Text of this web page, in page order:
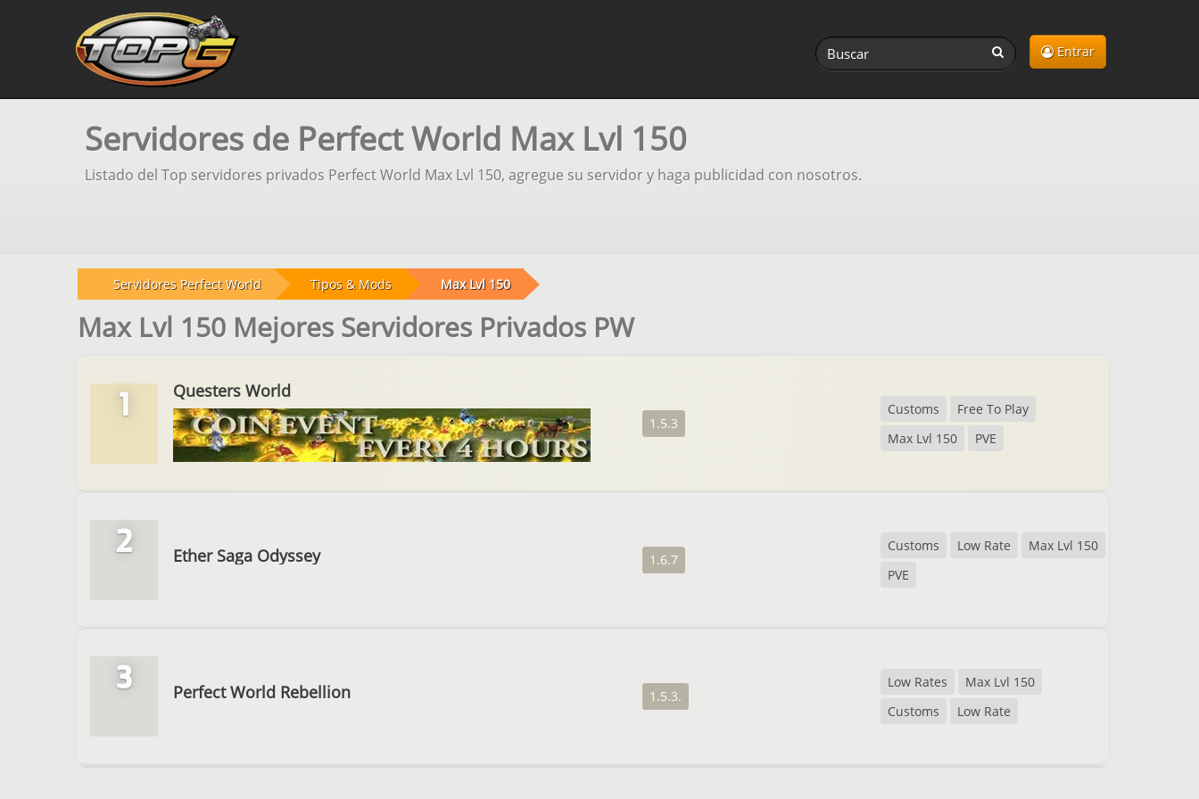
Entrar
Servidores de Perfect World Max Lvl 150
Listado del Top servidores privados Perfect World Max Lvl 150, agregue su servidor y haga publicidad con nosotros.
Servidores Perfect World Tipos & Mods Max Lvl 150
Max Lvl 150 Mejores Servidores Privados PW
1 Questers World
1.5.3
Customs
Free To Play
Max Lvl 150
PVE
2 Ether Saga Odyssey 1.6.7
Customs Low Rate
Max Lvl 150
PVE
3 Perfect World Rebellion 1.5.3.
Low Rates
Max Lvl 150
Customs
Low Rate